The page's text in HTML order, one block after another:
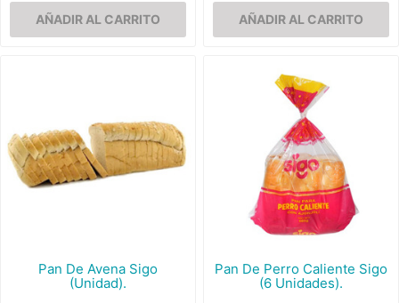
Pan De Avena Sigo
(Unidad).
Pan De Perro Caliente Sigo
(6 Unidades).